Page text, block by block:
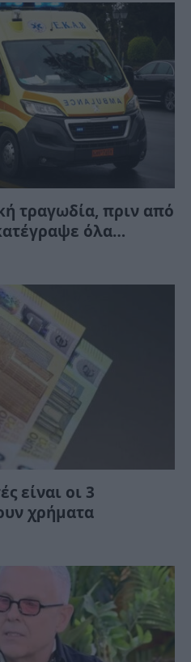
τραγωδία, πριν από
όλα
είναι οι 3
χρήματα